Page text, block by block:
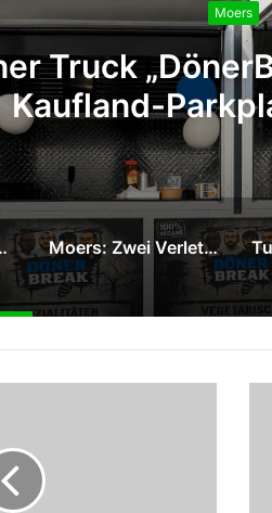
Moers
Truck
Kaufland-
Parkplatz in Moers Moers: Zwei Verletzte bei Verkehrsunfall auf der Venloer Straße